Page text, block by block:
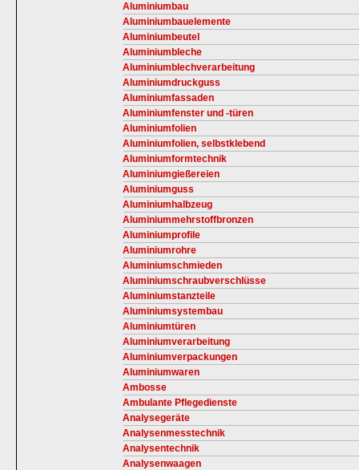
Aluminiumbau
Aluminiumbauelemente
Aluminiumbeutel
Aluminiumbleche
Aluminiumblechverarbeitung
Aluminiumdruckguss
Aluminiumfassaden
Aluminiumfenster und -türen
Aluminiumfolien
Aluminiumfolien, selbstklebend
Aluminiumformtechnik
Aluminiumgießereien
Aluminiumguss
Aluminiumhalbzeug
Aluminiummehrstoffbronzen
Aluminiumprofile
Aluminiumrohre
Aluminiumschmieden
Aluminiumschraubverschlüsse
Aluminiumstanzteile
Aluminiumsystembau
Aluminiumtüren
Aluminiumverarbeitung
Aluminiumverpackungen
Aluminiumwaren
Ambosse
Ambulante Pflegedienste
Analysegeräte
Analysenmesstechnik
Analysentechnik
Analysenwaagen